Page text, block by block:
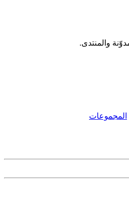
المجموعات